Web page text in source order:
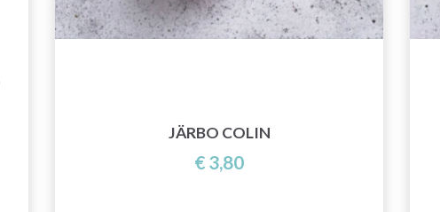
JÄRBO COLIN
€ 3,80